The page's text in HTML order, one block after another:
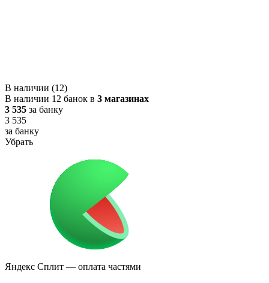
В наличии (12)
В наличии 12 банок в 3 магазинах
3 535 за банку
3 535
за банку
Убрать
Яндекс Сплит — оплата частями